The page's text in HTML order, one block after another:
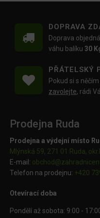
DOPRAVA
Doprava
váhu balíku30
PŘÁTELSKÝ
Pokud si s
zavolejte, rádi
Prodejna Ruda
Prodejna a výdejní místo
Mlýnská 59, 271 01 Ruda,
E-mail: obchod@
Telefon na prodejnu: +420
Otevírací doba
Pondělí až sobota: 9:00 -